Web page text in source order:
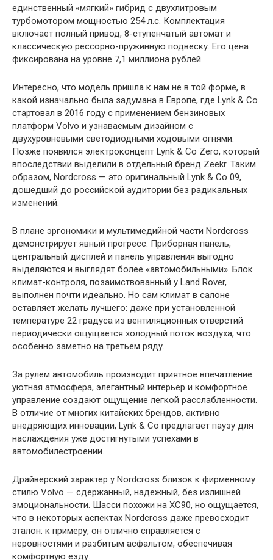
единственный «мягкий» гибрид с двухлитровым
турбомотором мощностью 254 л.с. Комплектация
включает полный привод, 8-ступенчатый автомат и
классическую рессорно-пружинную подвеску. Его цена
фиксирована на уровне 7,1 миллиона рублей.
Интересно, что модель пришла к нам не в той форме, в
какой изначально была задумана в Европе, где Lynk & Co
стартовал в 2016 году с применением бензиновых
платформ Volvo и узнаваемым дизайном с
двухуровневыми светодиодными ходовыми огнями.
Позже появился электроконцепт Lynk & Co Zero, который
впоследствии выделили в отдельный бренд Zeekr. Таким
образом, Nordcross — это оригинальный Lynk & Co 09,
дошедший до российской аудитории без радикальных
изменений.
В плане эргономики и мультимедийной части Nordcross
демонстрирует явный прогресс. Приборная панель,
центральный дисплей и панель управления выгодно
выделяются и выглядят более «автомобильными». Блок
климат-контроля, позаимствованный у Land Rover,
выполнен почти идеально. Но сам климат в салоне
оставляет желать лучшего: даже при установленной
температуре 22 градуса из вентиляционных отверстий
периодически ощущается холодный поток воздуха, что
особенно заметно на третьем ряду.
За рулем автомобиль производит приятное впечатление:
уютная атмосфера, элегантный интерьер и комфортное
управление создают ощущение легкой расслабленности.
В отличие от многих китайских брендов, активно
внедряющих инновации, Lynk & Co предлагает паузу для
наслаждения уже достигнутыми успехами в
автомобилестроении.
Драйверский характер у Nordcross близок к фирменному
стилю Volvo — сдержанный, надежный, без излишней
эмоциональности. Шасси похожи на XC90, но ощущается,
что в некоторых аспектах Nordcross даже превосходит
эталон: к примеру, он отлично справляется с
неровностями и разбитым асфальтом, обеспечивая
комфортную езду.